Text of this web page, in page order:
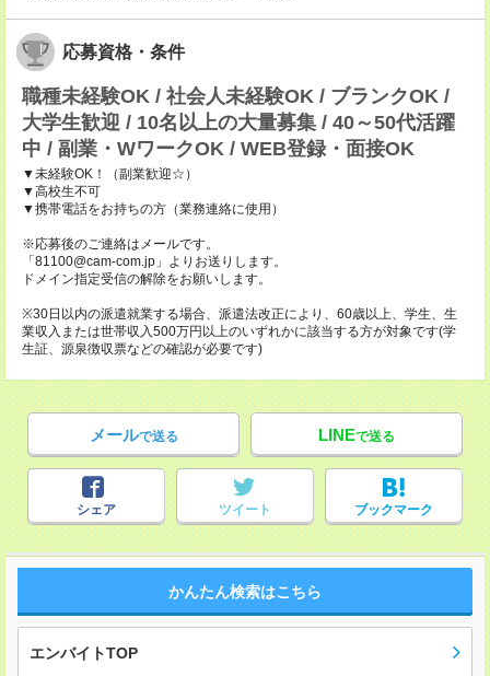
応募資格・条件
職種未経験OK / 社会人未経験OK / ブランクOK /
大学生歓迎 / 10名以上の大量募集 / 40～50代活躍
中 / 副業・WワークOK / WEB登録・面接OK
▼未経験OK！（副業歓迎☆）
▼高校生不可
▼携帯電話をお持ちの方（業務連絡に使用）
※応募後のご連絡はメールです。
「81100@cam-com.jp」よりお送りします。
ドメイン指定受信の解除をお願いします。
※30日以内の派遣就業する場合、派遣法改正により、60歳以上、学生、生
業収入または世帯収入500万円以上のいずれかに該当する方が対象です(学
生証、源泉徴収票などの確認が必要です)
メールで送る LINEで送る
シェア ツイート ブックマーク
かんたん検索はこちら
エンバイトTOP